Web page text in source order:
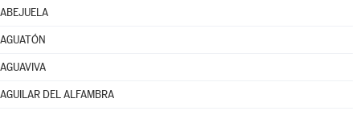
ABEJUELA
AGUATÓN
AGUAVIVA
AGUILAR DEL ALFAMBRA